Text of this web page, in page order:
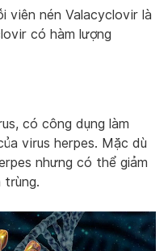
viên nén Valacyclovir là
có hàm lượng
có công dụng làm
virus herpes. Mặc dù
nhưng có thể giảm
trùng.